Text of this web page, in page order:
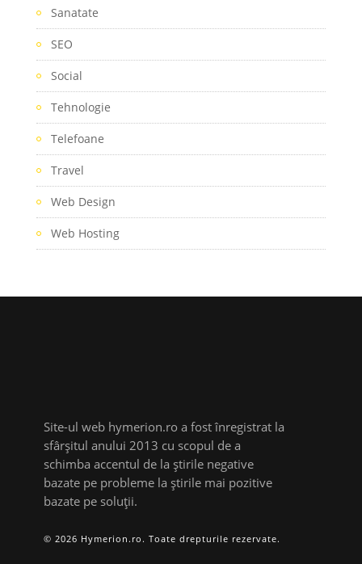
Sanatate
SEO
Social
Tehnologie
Telefoane
Travel
Web Design
Web Hosting
Site-ul web hymerion.ro a fost înregistrat la
sfârșitul anului 2013 cu scopul de a
schimba accentul de la știrile negative
bazate pe probleme la știrile mai pozitive
bazate pe soluții.
© 2026 Hymerion.ro. Toate drepturile rezervate.